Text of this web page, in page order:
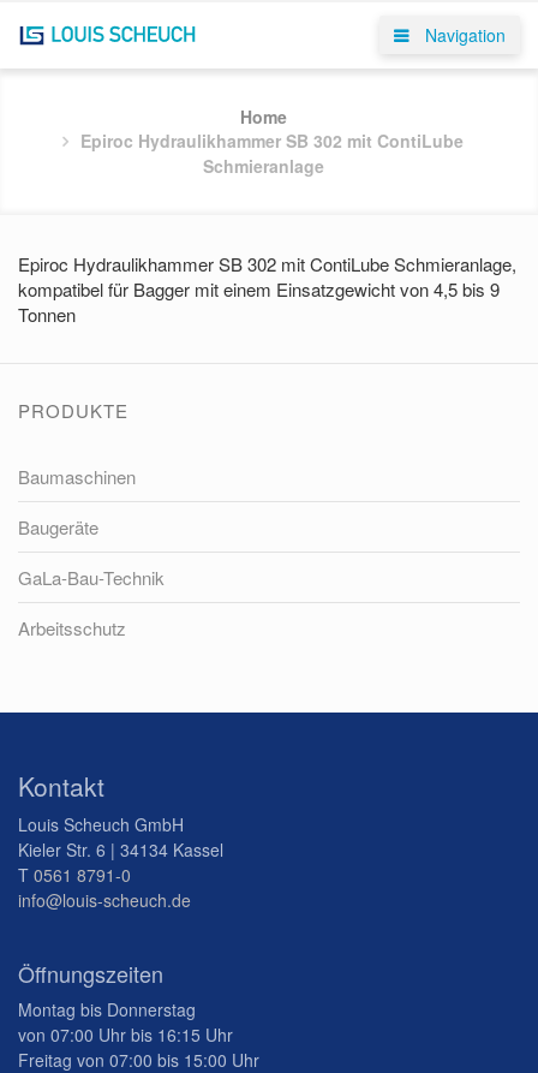
Navigation
Home
Epiroc Hydraulikhammer SB 302 mit ContiLube
Schmieranlage
Epiroc Hydraulikhammer SB 302 mit ContiLube Schmieranlage,
kompatibel für Bagger mit einem Einsatzgewicht von 4,5 bis 9
Tonnen
PRODUKTE
Baumaschinen
Baugeräte
GaLa-Bau-Technik
Arbeitsschutz
Kontakt
Louis Scheuch GmbH
Kieler Str. 6 | 34134 Kassel
T 0561 8791-0
info@louis-scheuch.de
Öffnungszeiten
Montag bis Donnerstag
von 07:00 Uhr bis 16:15 Uhr
Freitag von 07:00 bis 15:00 Uhr